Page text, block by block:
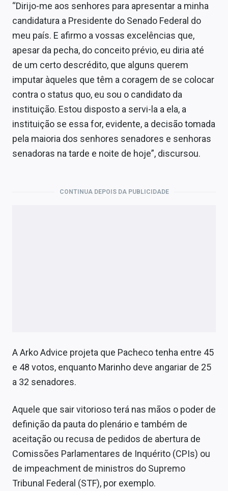
“Dirijo-me aos senhores para apresentar a minha
candidatura a Presidente do Senado Federal do
meu país. E afirmo a vossas excelências que,
apesar da pecha, do conceito prévio, eu diria até
de um certo descrédito, que alguns querem
imputar àqueles que têm a coragem de se colocar
contra o status quo, eu sou o candidato da
instituição. Estou disposto a servi-la a ela, a
instituição se essa for, evidente, a decisão tomada
pela maioria dos senhores senadores e senhoras
senadoras na tarde e noite de hoje”, discursou.
CONTINUA DEPOIS DA PUBLICIDADE
A Arko Advice projeta que Pacheco tenha entre 45
e 48 votos, enquanto Marinho deve angariar de 25
a 32 senadores.
Aquele que sair vitorioso terá nas mãos o poder de
definição da pauta do plenário e também de
aceitação ou recusa de pedidos de abertura de
Comissões Parlamentares de Inquérito (CPIs) ou
de impeachment de ministros do Supremo
Tribunal Federal (STF), por exemplo.